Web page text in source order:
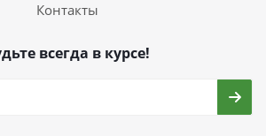
Контакты
всегда в курсе!